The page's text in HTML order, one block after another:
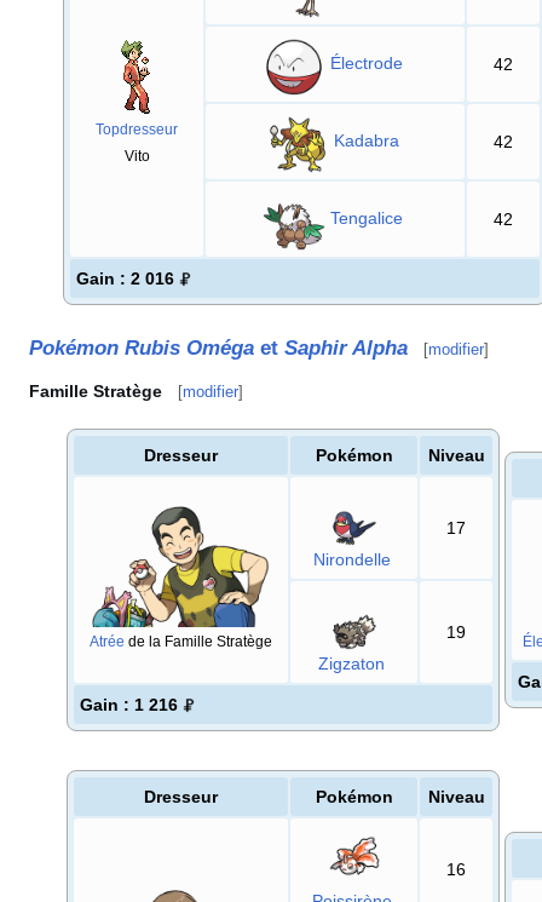
Topdresseur
Vito
Électrode 42
Kadabra 42
Tengalice 42
Gain : 2 016
Pokémon Rubis Oméga et Saphir Alpha [modifier]
Famille Stratège [modifier]
Dresseur Pokémon Niveau
Atrée de la Famille Stratège
Nirondelle
17
Zigzaton
19
Gain : 1 216
Dresseur Pokémon Niveau
16